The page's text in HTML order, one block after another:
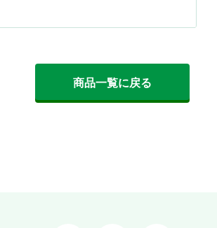
商品一覧に戻る